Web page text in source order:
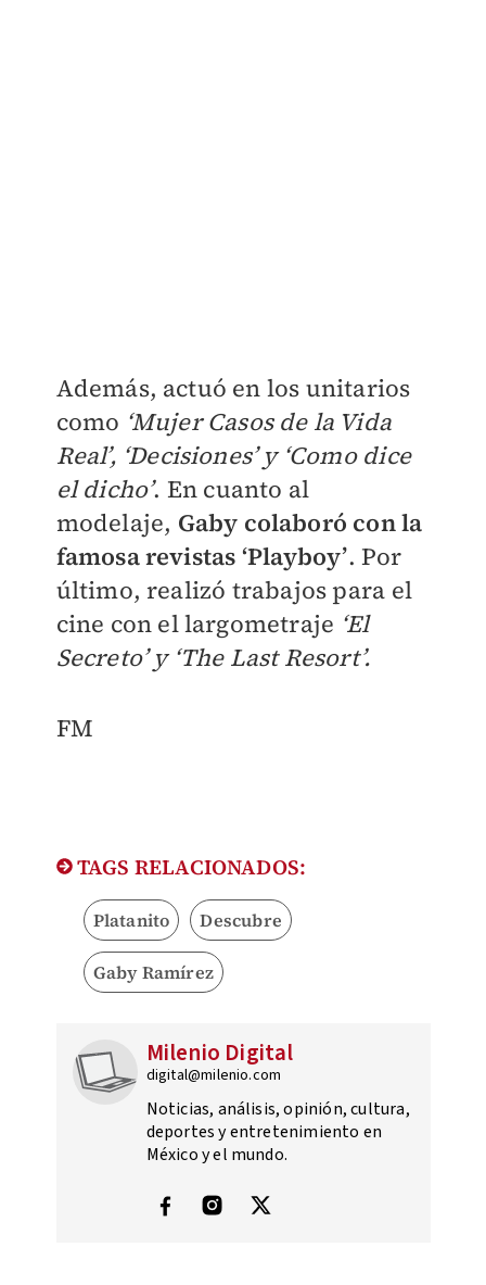
Además, actuó en los unitarios
como ‘Mujer Casos de la Vida
Real’, ‘Decisiones’ y ‘Como dice
el dicho’. En cuanto al
modelaje, Gaby colaboró con la
famosa revistas ‘Playboy’. Por
último, realizó trabajos para el
cine con el largometraje ‘El
Secreto’ y ‘The Last Resort’.
FM
TAGS RELACIONADOS:
Platanito Descubre
Gaby Ramírez
Milenio Digital
digital@milenio.com
Noticias, análisis, opinión, cultura,
deportes y entretenimiento en
México y el mundo.